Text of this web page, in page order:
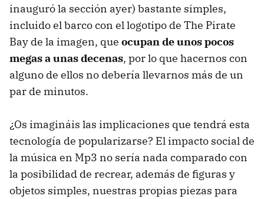
inauguró la sección ayer) bastante simples,
incluido el barco con el logotipo de The Pirate
Bay de la imagen, que ocupan de unos pocos
megas a unas decenas, por lo que hacernos con
alguno de ellos no debería llevarnos más de un
par de minutos.
¿Os imagináis las implicaciones que tendrá esta
tecnología de popularizarse? El impacto social de
la música en Mp3 no sería nada comparado con
la posibilidad de recrear, además de figuras y
objetos simples, nuestras propias piezas para